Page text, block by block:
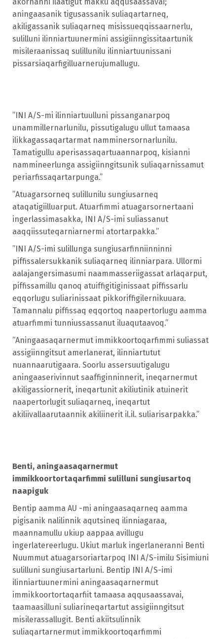
akornanni ilaatigut makku aqqusaassavai;
aningaasanik tigusassanik suliaqartarneq,
akiligassanik suliaqarneq misissueqqissaarnerlu,
sulilluni ilinniartuunermini assigiinngissitaartunik
misileraanissaq sulillunilu ilinniartuunissani
pissarsiaqarfigilluarnerujumallugu.
”INI A/S-mi ilinniartuulluni pissanganarpoq
unammillernarlunilu, pissutigalugu ullut tamaasa
ilikkagassaqartarmat namminersornarlunilu.
Tamatigullu aperisassaqartuaannarpoq, kisianni
nammineerlunga assigiinngitsunik suliaqarnissamut
periarfissaqartarpunga.”
”Atuagarsorneq sulillunilu sungiusarneq
ataqatigiilluarput. Atuarfimmi atuagarsornertaani
ingerlassimasakka, INI A/S-imi suliassanut
aaqqiissuteqarniarnermi atortarpakka.”
”INI A/S-imi sulillunga sungiusarfinniinninni
piffissalersukkanik suliaqarneq ilinniarpara. Ullormi
aalajangersimasumi naammasseriigassat arlaqarput,
piffissamillu qanoq atuiffigitiginissaat piffissarlu
eqqorlugu suliarinissaat pikkoriffigilernikuuara.
Tamannalu piffissaq eqqortoq naapertorlugu aamma
atuarfimmi tunniussassanut iluaqutaavoq.”
“Aningaasaqarnermut immikkoortoqarfimmi suliassat
assigiinngitsut amerlanerat, ilinniartutut
nuannaarutigaara. Soorlu assersuutigalugu
aningaaserivinnut saaffiginninnerit, ineqarnermut
akiligassiornerit, ineqartunit akiliutinik atuinerit
naapertorlugit suliaqarneq, ineqartut
akiliivallaarutaannik akiliinerit il.il. suliarisarpakka.”
Benti, aningaasaqarnermut
immikkoortortaqarfimmi sulilluni sungiusartoq
naapiguk
Bentip aamma AU -mi aningaasaqarneq aamma
pigisanik nalilinnik aqutsineq ilinniagaraa,
maannamullu ukiup aappaa avillugu
ingerlatereerlugu. Ukiut marluk ingerlaneranni Benti
Nuummut atuagarsoriartarpoq INI A/S-imilu Sisimiuni
sulilluni sungiusartarluni. Bentip INI A/S-imi
ilinniartuunermini aningaasaqarnermut
immikkoortortaqarfiit tamaasa aqqusaassavai,
taamaasilluni suliarineqartartut assigiinngitsut
misilerassallugit. Benti akiitsulinnik
suliaqartarnermut immikkoortoqarfimmi